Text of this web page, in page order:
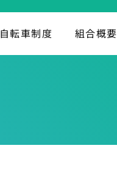
自転車制度 組合概要